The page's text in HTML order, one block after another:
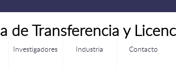
de Transferencia y
Investigadores Industria Contacto